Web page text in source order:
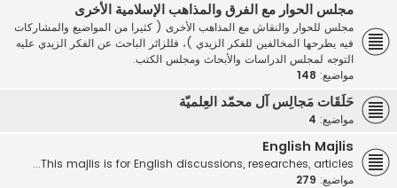
مجلس الحوار مع الفرق والمذاهب الإسلامية الأخرى
مجلس للحوار والنقاش مع المذاهب الأخرى ( كثيرا من المواضيع والمشاركات
فيه يطرحها المخالفين للفكر الزيدي )، فللزائر الباحث عن الفكر الزيدي عليه
التوجه لمجلس الدراسات والأبحاث ومجلس الكتب.
مواضيع: 148
حَلَقَات مَجالِس آل محمّد العِلميّة
مواضيع: 4
English Majlis
This majlis is for English discussions, researches, articles...
مواضيع: 279